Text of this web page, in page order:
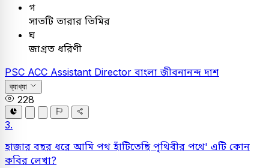
গ
সাতটি তারার তিমির
ঘ
জাগ্রত ধরিণী
PSC ACC Assistant Director বাংলাজীবনানন্দ দাশ
ব্যাখ্যা
228
3.
হাজার বছর ধরে আমি পথ হাঁটিতেছি পৃথিবীর পথে' এটি কোন
কবির লেখা?